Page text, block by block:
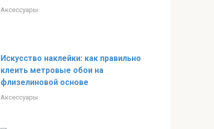
Аксессуары
Искусство наклейки: как правильно
клеить метровые обои на
флизелиновой основе
Аксессуары